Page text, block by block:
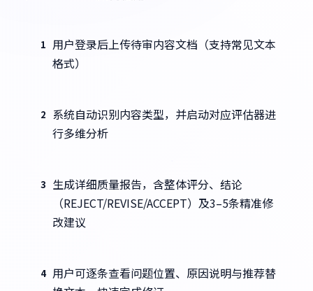
1 用户登录后上传待审内容文档（支持常见文本
格式）
2 系统自动识别内容类型，并启动对应评估器进
行多维分析
3 生成详细质量报告，含整体评分、结论
（REJECT/REVISE/ACCEPT）及3–5条精准修
改建议
4 用户可逐条查看问题位置、原因说明与推荐替